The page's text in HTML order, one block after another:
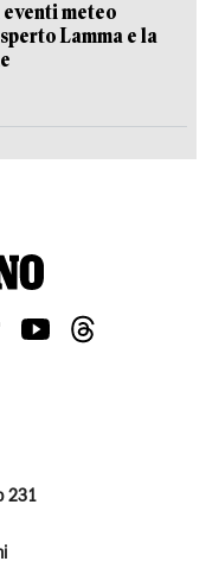
meteo
Lamma e la
231